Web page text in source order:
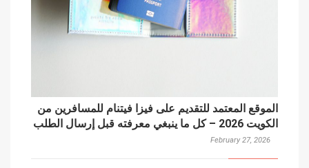
الموقع المعتمد للتقديم على فيزا فيتنام للمسافرين من
الكويت 2026 – كل ما ينبغي معرفته قبل إرسال الطلب
February 27, 2026